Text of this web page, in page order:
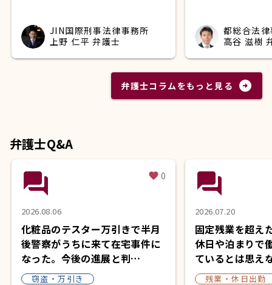
JIN国際刑事法律事務所
上野 仁平 弁護士
都総合法
高谷 滋樹
弁護士コラムをもっと見る arrow_circle_right
弁護士Q&A
question_answer favorite 0
2026.08.06
化粧品のテスター万引きで半月
後警察がうちに来て在宅事件に
なった。今後の進展と判…
窃盗・万引き
question_answer
2026.07.20
固定残業を超え
休日や泊まりで
ているとは思え
残業・休日出勤